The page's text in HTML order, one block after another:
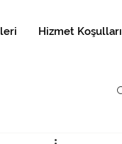
Hizmet Koşulları